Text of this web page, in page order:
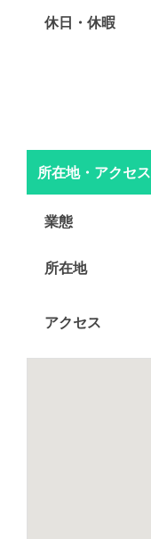
休日・休暇
所在地・アクセス
業態
所在地
アクセス